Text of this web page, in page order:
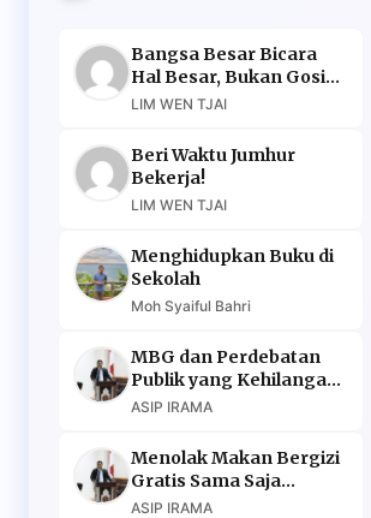
Bangsa Besar Bicara
Hal Besar, Bukan Gosip
Murahan
LIM WEN TJAI
Beri Waktu Jumhur
Bekerja!
LIM WEN TJAI
Menghidupkan Buku di
Sekolah
Moh Syaiful Bahri
MBG dan Perdebatan
Publik yang Kehilangan
Argumen
ASIP IRAMA
Menolak Makan Bergizi
Gratis Sama Saja
Menolak Masa Depan
ASIP IRAMA